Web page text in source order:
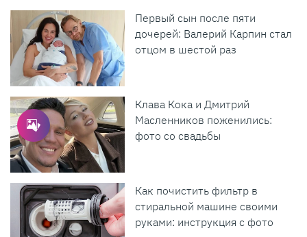
Первый сын после пяти
дочерей: Валерий Карпин стал
отцом в шестой раз
Клава Кока и Дмитрий
Масленников поженились:
фото со свадьбы
Как почистить фильтр в
стиральной машине своими
руками: инструкция с фото